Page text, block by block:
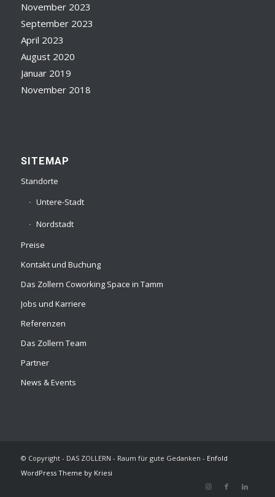
November 2023
September 2023
April 2023
August 2020
Januar 2019
November 2018
SITEMAP
Standorte
Untere-Stadt
Nordstadt
Preise
Kontakt und Buchung
Das Zollern Coworking Space in Tamm
Jobs und Karriere
Referenzen
Das Zollern Team
Partner
News & Events
© Copyright - DAS ZOLLERN - Raum für gute Gedanken - Enfold
WordPress Theme by Kriesi